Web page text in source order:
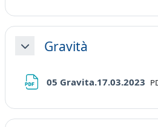
MinimizzaGravità
05 Gravita.17.03.2023